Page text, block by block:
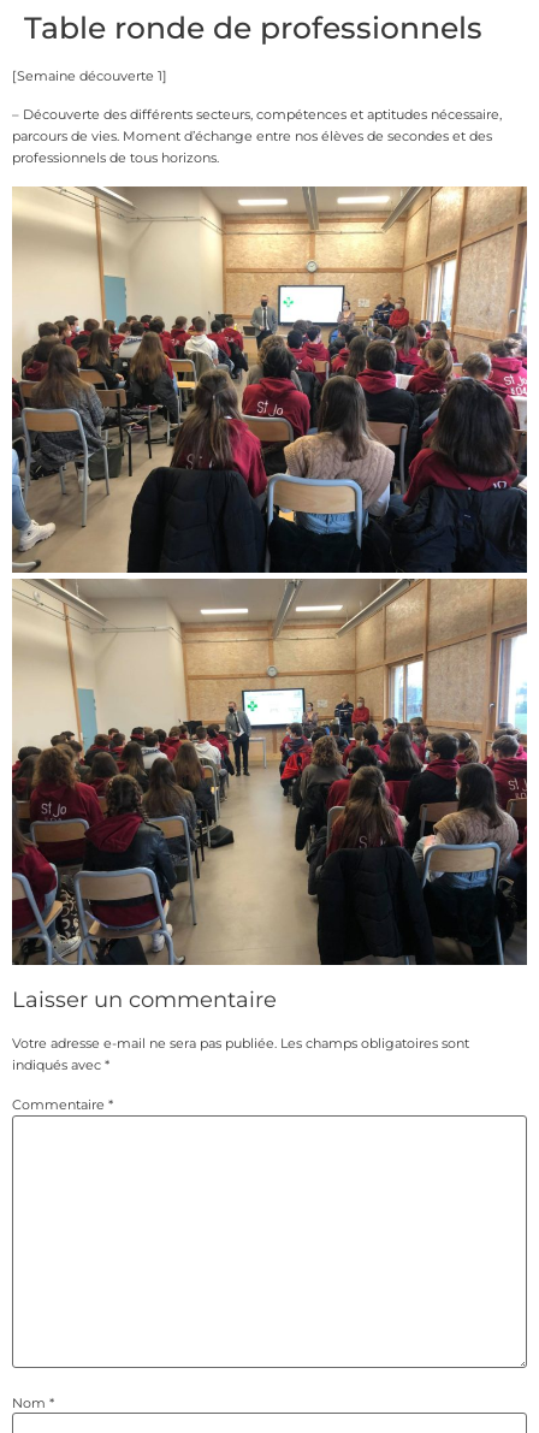
Table ronde de professionnels
[Semaine découverte 1]
– Découverte des différents secteurs, compétences et aptitudes nécessaire,
parcours de vies. Moment d’échange entre nos élèves de secondes et des
professionnels de tous horizons.
Laisser un commentaire
Votre adresse e-mail ne sera pas publiée. Les champs obligatoires sont
indiqués avec *
Commentaire *
Nom *